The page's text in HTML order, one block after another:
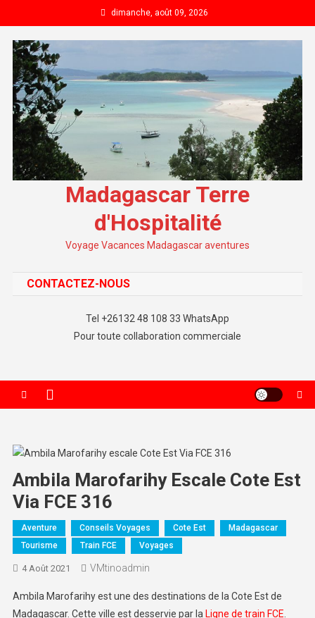
dimanche, août 09, 2026
Madagascar Terre
d'Hospitalité
Voyage Vacances Madagascar aventures
CONTACTEZ-NOUS
Tel +26132 48 108 33 WhatsApp
Pour toute collaboration commerciale
Ambila Marofarihy Escale Cote Est
Via FCE 316
Aventure Conseils Voyages Cote Est
Madagascar
Tourisme
Train FCE Voyages
4 Août 2021 VMtinoadmin
Ambila Marofarihy est une des destinations de la Cote Est de
Madagascar. Cette ville est desservie par la Ligne de train FCE